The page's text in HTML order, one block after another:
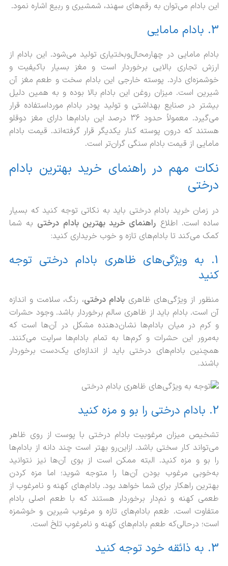
این بادام می‌توان به رقم‌های سهند، شمشیری و ربیع اشاره نمود.
3. بادام مامایی
بادام مامایی در چهارمحال‌وبختیاری تولید می‌شود. این بادام از
ارزش تجاری بالایی برخوردار است و مغز بسیار باکیفیت و
خوشمزه‌ای دارد. پوسته خارجی این بادام سخت و طعم مغز آن
شیرین است. میزان روغن این بادام بالا بوده و به همین دلیل
بیشتر در صنایع بهداشتی و تولید پودر بادام مورداستفاده قرار
می‌گیرد. معمولاً حدود 36 درصد این بادام‌ها دارای مغز دوقلو
هستند که درون پوسته کنار یکدیگر قرار گرفته‌اند. قیمت بادام
مامایی از قیمت بادام سنگی گران‌تر است.
نکات مهم در راهنمای خرید بهترین بادام
درختی
در زمان خرید بادام درختی باید به نکاتی توجه کنید که بسیار
ساده است. اطلاع راهنمای خرید بهترین بادام درختی به شما
کمک می‌کند تا بادام‌های تازه و خوب خریداری کنید:
1. به ویژگی‌های ظاهری بادام درختی توجه
کنید
منظور از ویژگی‌های ظاهریبادام درختی، رنگ، سلامت و اندازه
آن است. بادام باید از ظاهری سالم برخوردار باشد. وجود حشرات
و کرم در میان بادام‌ها نشان‌دهنده مشکل در آن‌ها است که
به‌مرور این حشرات و کرم‌ها به تمام بادام‌ها سرایت می‌کنند.
همچنین بادام‌های درختی باید از اندازه‌ای یک‌دست برخوردار
باشند.
2. بادام درختی را بو و مزه کنید
تشخیص میزان مرغوبیت بادام درختی با پوست از روی ظاهر
می‌تواند کار سختی باشد. ازاین‌رو بهتر است چند دانه از بادام‌ها
را بو و مزه کنید. البته ممکن است از بوی آن‌ها نیز نتوانید
به‌خوبی مرغوب بودن آن‌ها را متوجه شوید؛ اما مزه کردن
بهترین راهکار برای شما خواهد بود. بادام‌های کهنه و نامرغوب از
طعمی کهنه و نم‌دار برخوردار هستند که با طعم اصلی بادام
متفاوت است. طعم بادام‌های تازه و مرغوب شیرین و خوشمزه
است؛ درحالی‌که طعم بادام‌های کهنه و نامرغوب تلخ است.
3. به ذائقه خود توجه کنید